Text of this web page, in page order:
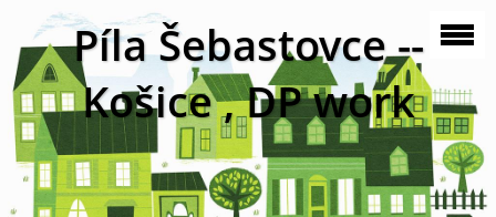
Píla Šebastovce --
Košice , DP work